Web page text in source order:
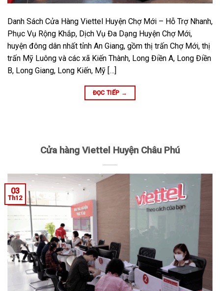
Danh Sách Cửa Hàng Viettel Huyện Chợ Mới – Hỗ Trợ Nhanh,
Phục Vụ Rộng Khắp, Dịch Vụ Đa Dạng Huyện Chợ Mới,
huyện đông dân nhất tỉnh An Giang, gồm thị trấn Chợ Mới, thị
trấn Mỹ Luông và các xã Kiến Thành, Long Điền A, Long Điền
B, Long Giang, Long Kiến, Mỹ […]
ĐỌC TIẾP →
Cửa hàng Viettel Huyện Châu Phú
03
Th12